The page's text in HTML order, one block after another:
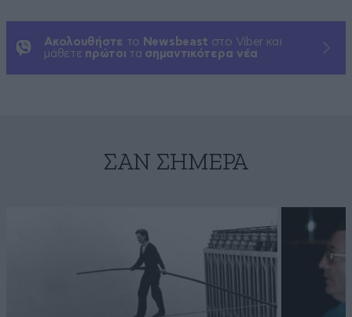
Ακολουθήστε το Newsbeast στο Viber και
μάθετε πρώτοι τα σημαντικότερα νέα
ΣΑΝ ΣΉΜΕΡΑ